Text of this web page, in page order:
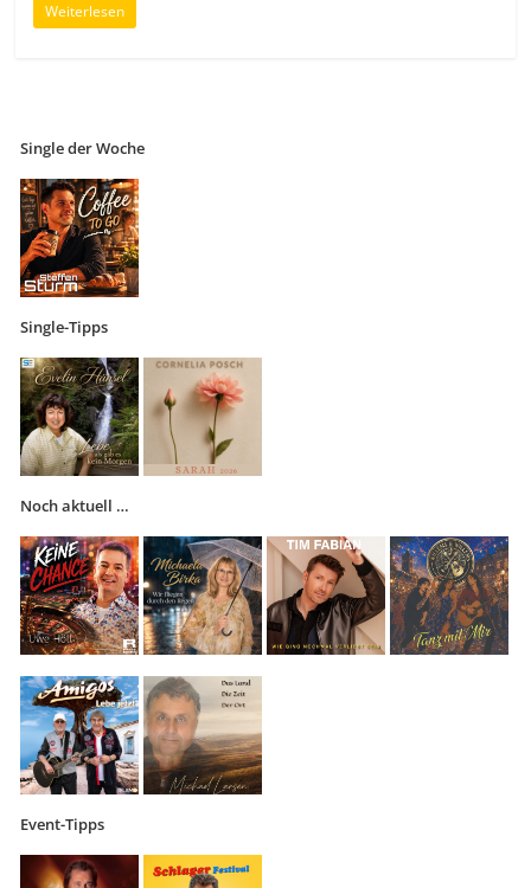
Weiterlesen
Single der Woche
Single-Tipps
Noch aktuell …
Event-Tipps